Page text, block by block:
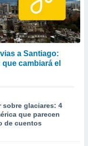
a Santiago:
cambiará el
sobre glaciares: 4
que parecen
de cuentos